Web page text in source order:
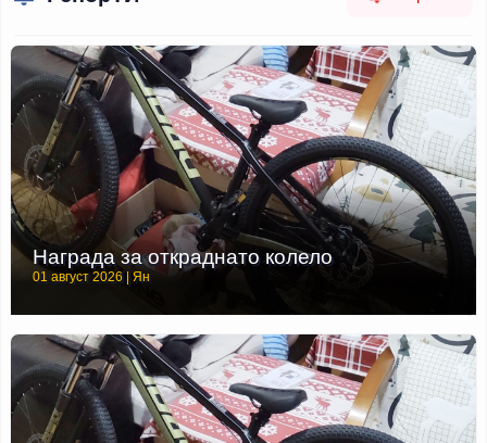
Награда за откраднато колело
01 август 2026 | Ян